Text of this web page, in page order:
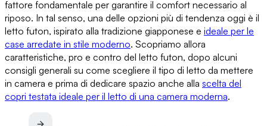
fattore fondamentale per garantire il comfort necessario al
riposo. In tal senso, una delle opzioni più di tendenza oggi è il
letto futon, ispirato alla tradizione giapponese e ideale per le
case arredate in stile moderno. Scopriamo allora
caratteristiche, pro e contro del letto futon, dopo alcuni
consigli generali su come scegliere il tipo di letto da mettere
in camera e prima di dedicare spazio anche alla scelta del
copri testata ideale per il letto di una camera moderna.